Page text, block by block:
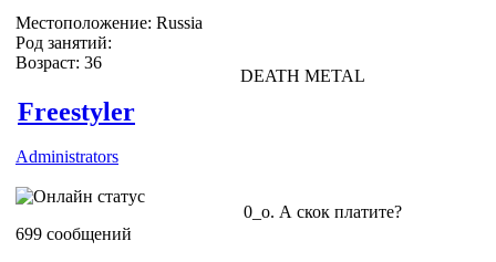
Местоположение: Russia
Род занятий:
Возраст: 36
DEATH METAL
Freestyler
Administrators
699 сообщений
0_о. А скок платите?